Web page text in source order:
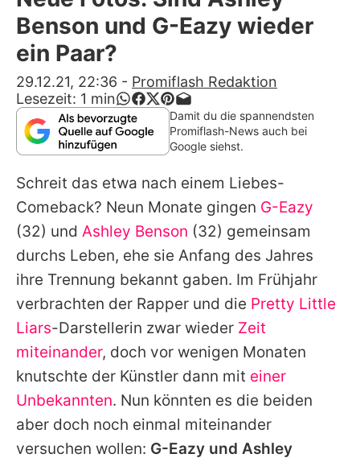
Alle Themen auf Promiflash
App runterladen
Team
Redaktionelle Richtlinien
Impressum
Datenschutzerklärung
Nutzungsbedingungen
Utiq verwalten
Benson und G-Eazy wieder
ein Paar?
29.12.21, 22:36 - Promiflash Redaktion
Lesezeit: 1 min
Damit du die spannendsten
Promiflash-News auch bei
Google siehst.
Schreit das etwa nach einem Liebes-
Comeback? Neun Monate gingen G-Eazy
(32) und Ashley Benson (32) gemeinsam
durchs Leben, ehe sie Anfang des Jahres
ihre Trennung bekannt gaben. Im Frühjahr
verbrachten der Rapper und die Pretty Little
Liars-Darstellerin zwar wieder Zeit
miteinander, doch vor wenigen Monaten
knutschte der Künstler dann mit einer
Unbekannten. Nun könnten es die beiden
aber doch noch einmal miteinander
versuchen wollen: G-Eazy und Ashley